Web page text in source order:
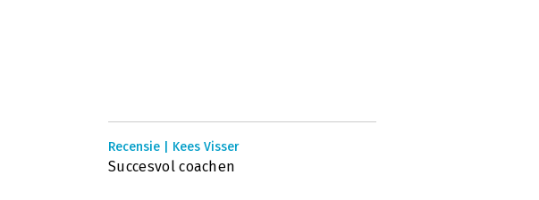
Recensie | Kees Visser
Succesvol coachen